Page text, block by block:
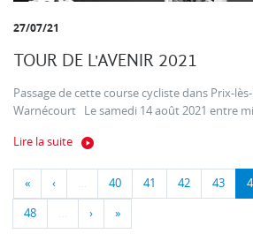
27/07/21
TOUR DE L'AVENIR 2021
Passage de cette course cycliste dans Prix-
Warnécourt Le samedi 14 août 2021 entre
Lire la suite
« ‹ … 40 41 42 43
48 … › »